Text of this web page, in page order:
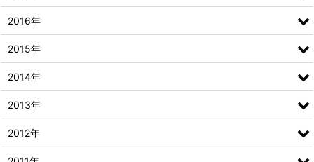
2016年
2015年
2014年
2013年
2012年